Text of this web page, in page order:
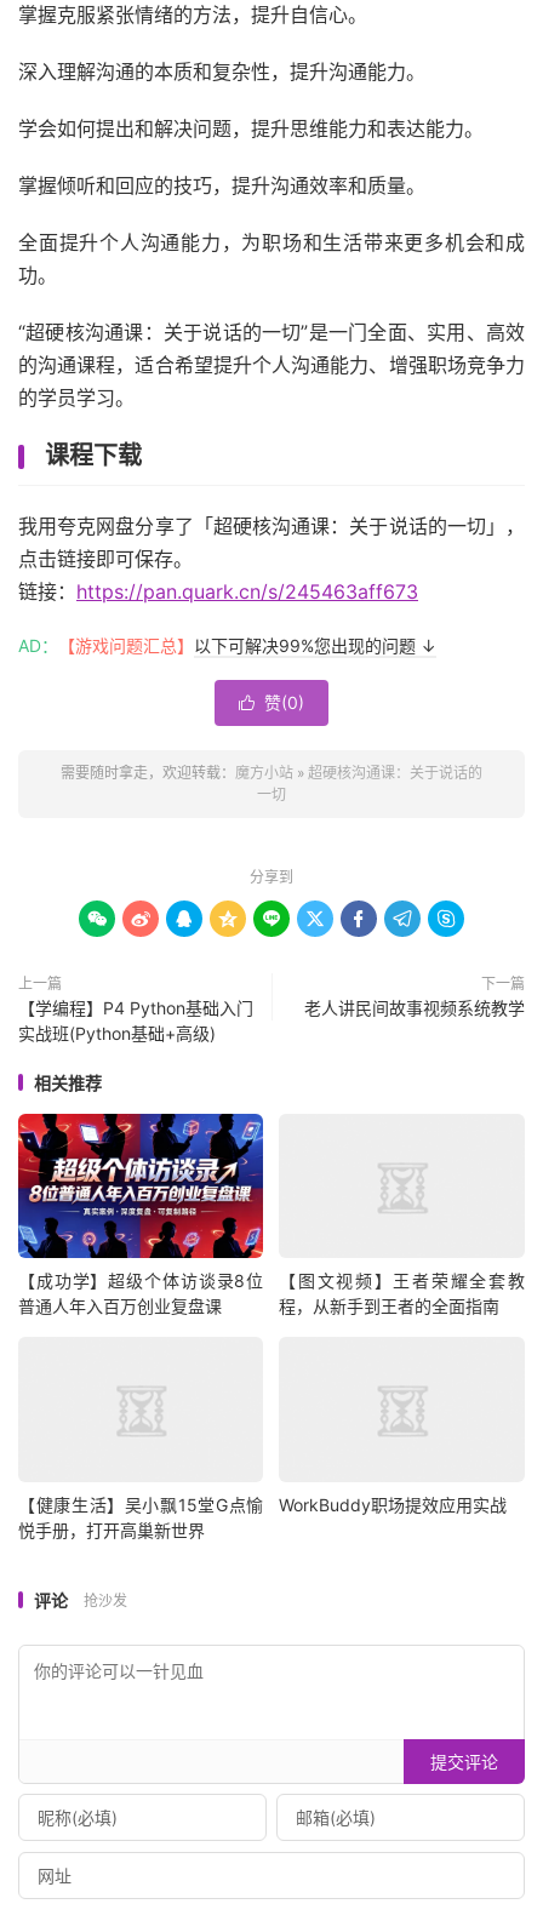
掌握克服紧张情绪的方法，提升自信心。
深入理解沟通的本质和复杂性，提升沟通能力。
学会如何提出和解决问题，提升思维能力和表达能力。
掌握倾听和回应的技巧，提升沟通效率和质量。
全面提升个人沟通能力，为职场和生活带来更多机会和成
功。
“超硬核沟通课：关于说话的一切”是一门全面、实用、高效
的沟通课程，适合希望提升个人沟通能力、增强职场竞争力
的学员学习。
课程下载
我用夸克网盘分享了「超硬核沟通课：关于说话的一切」，
点击链接即可保存。
链接： https://pan.quark.cn/s/245463aff673
AD： 【游戏问题汇总】 以下可解决99%您出现的问题 ↓
 赞(0)
需要随时拿走，欢迎转载： 魔方小站 » 超硬核沟通课：关于说话的
一切
分享到
        
上一篇
【学编程】P4 Python基础入门
实战班(Python基础+高级)
下一篇
老人讲民间故事视频系统教学
相关推荐
【成功学】超级个体访谈录8位
普通人年入百万创业复盘课
【图文视频】王者荣耀全套教
程，从新手到王者的全面指南
【健康生活】吴小飘15堂G点愉
悦手册，打开高巢新世界
WorkBuddy职场提效应用实战
评论 抢沙发
提交评论